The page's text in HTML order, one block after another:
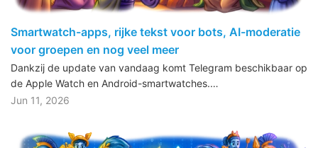
Smartwatch-apps, rijke tekst voor bots, AI-moderatie
voor groepen en nog veel meer
Dankzij de update van vandaag komt Telegram beschikbaar op
de Apple Watch en Android-smartwatches.…
Jun 11, 2026